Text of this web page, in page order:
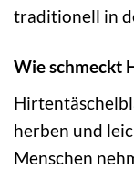
traditionell in
Wie schmeckt
herben und
Menschen